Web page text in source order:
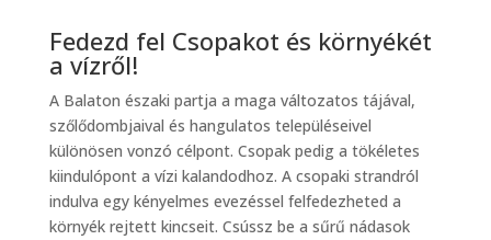
Fedezd fel Csopakot és környékét
a vízről!
A Balaton északi partja a maga változatos tájával,
szőlődombjaival és hangulatos településeivel
különösen vonzó célpont. Csopak pedig a tökéletes
kiindulópont a vízi kalandodhoz. A csopaki strandról
indulva egy kényelmes evezéssel felfedezheted a
környék rejtett kincseit. Csússz be a sűrű nádasok